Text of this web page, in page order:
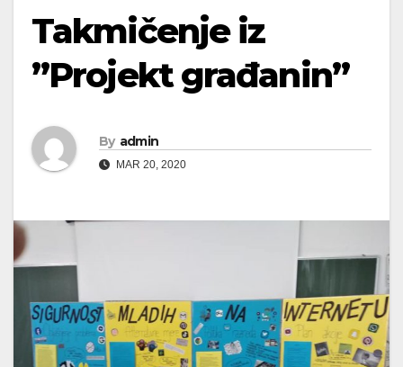
Takmičenje iz
”Projekt građanin”
By admin
MAR 20, 2020